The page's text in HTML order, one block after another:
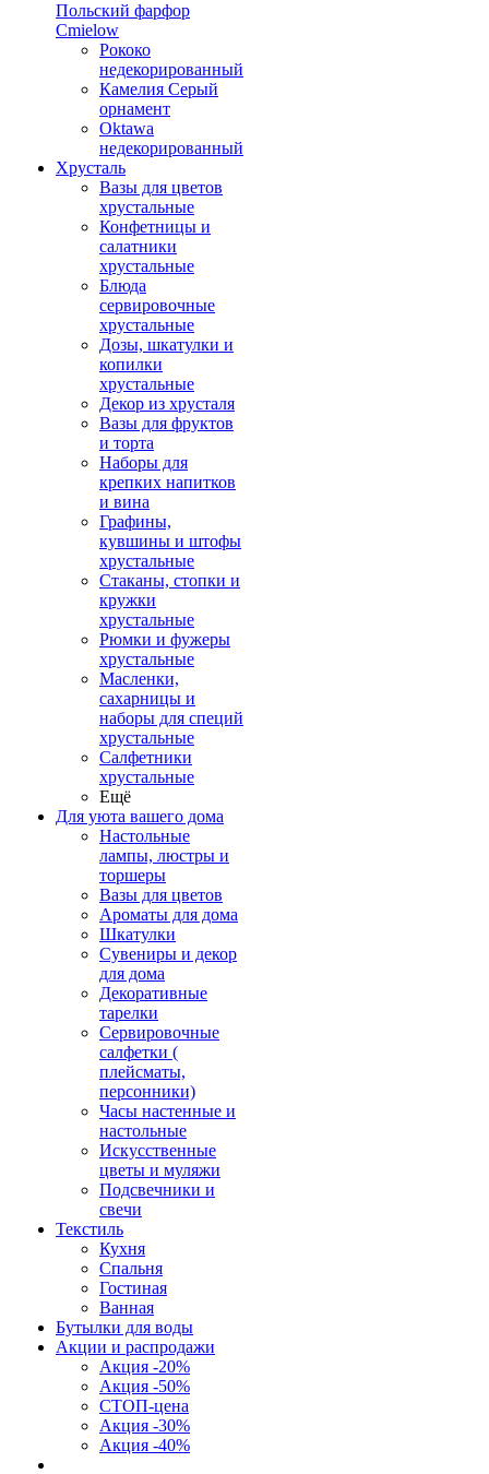
Польский фарфор
Сmielow
Рококо
недекорированный
Камелия Серый
орнамент
Oktawa
недекорированный
Хрусталь
Вазы для цветов
хрустальные
Конфетницы и
салатники
хрустальные
Блюда
сервировочные
хрустальные
Дозы, шкатулки и
копилки
хрустальные
Декор из хрусталя
Вазы для фруктов
и торта
Наборы для
крепких напитков
и вина
Графины,
кувшины и штофы
хрустальные
Стаканы, стопки и
кружки
хрустальные
Рюмки и фужеры
хрустальные
Масленки,
сахарницы и
наборы для специй
хрустальные
Салфетники
хрустальные
Ещё
Для уюта вашего дома
Настольные
лампы, люстры и
торшеры
Вазы для цветов
Ароматы для дома
Шкатулки
Сувениры и декор
для дома
Декоративные
тарелки
Сервировочные
салфетки (
плейсматы,
персонники)
Часы настенные и
настольные
Искусственные
цветы и муляжи
Подсвечники и
свечи
Текстиль
Кухня
Спальня
Гостиная
Ванная
Бутылки для воды
Акции и распродажи
Акция -20%
Акция -50%
СТОП-цена
Акция -30%
Акция -40%